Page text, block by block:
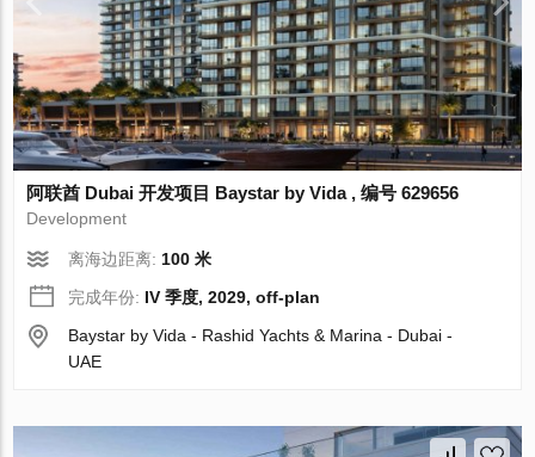
阿联酋 Dubai 开发项目 Baystar by Vida , 编号 629656
Development
离海边距离: 100 米
完成年份: IV 季度, 2029, off-plan
Baystar by Vida - Rashid Yachts & Marina - Dubai -
UAE